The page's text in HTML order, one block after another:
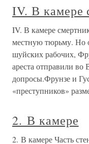
IV. В камере
IV. В камере
местную тюрьму. Но
шуйских рабочих,
ареста отправили
допросы.Фрунзе и
«преступников»
2. В камере
2. В камере Часть